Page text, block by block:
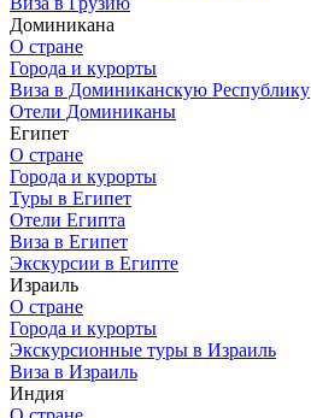
Доминикана
О стране
Города и курорты
Виза в Доминиканскую Республику
Отели Доминиканы
Египет
О стране
Города и курорты
Туры в Египет
Отели Египта
Виза в Египет
Экскурсии в Египте
Израиль
О стране
Города и курорты
Экскурсионные туры в Израиль
Виза в Израиль
Индия